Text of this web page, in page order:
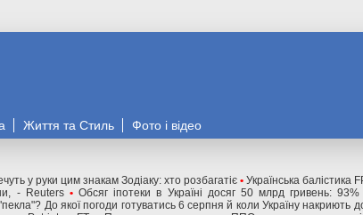
Життя та Стиль Фото і відео
у руки цим знакам Зодіаку: хто розбагатіє • Українська балістика
- Reuters • Обсяг іпотеки в Україні досяг 50 млрд гривень:
До якої погоди готуватись 6 серпня й коли Україну накриють